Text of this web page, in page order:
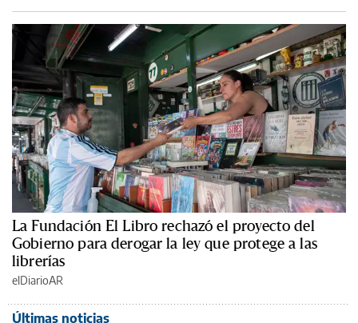
La Fundación El Libro rechazó el proyecto del
Gobierno para derogar la ley que protege a las
librerías
elDiarioAR
Últimas noticias